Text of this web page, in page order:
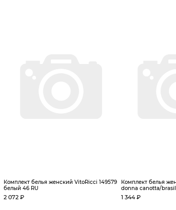
Комплект белья женский VitoRicci 149579
белый 46 RU
2 072 ₽
Комплект белья
donna canotta/
1 344 ₽